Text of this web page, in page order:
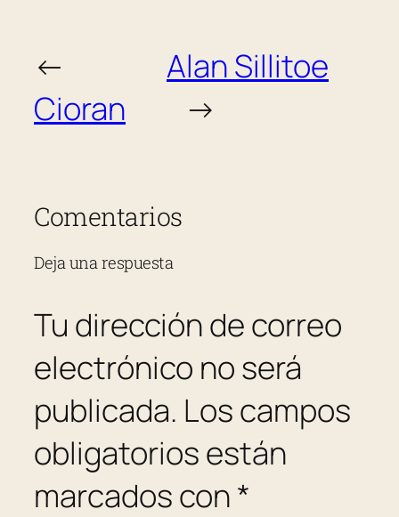
←
Cioran
Alan Sillitoe
→
Comentarios
Deja una respuesta
Tu dirección de correo
electrónico no será
publicada. Los campos
obligatorios están
marcados con*